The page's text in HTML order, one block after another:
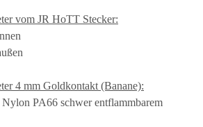
vom JR HoTT Stecker:
4 mm Goldkontakt (Banane):
PA66 schwer entflammbarem